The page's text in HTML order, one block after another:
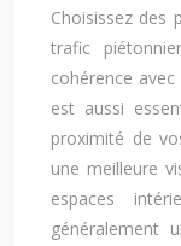
Choisissez des
trafic
cohérence avec
est aussi
proximité de
une meilleure
espaces
généralement